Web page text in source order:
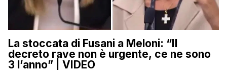
La stoccata di Fusani a Meloni: “Il
decreto rave non è urgente, ce ne sono
3 l’anno” | VIDEO